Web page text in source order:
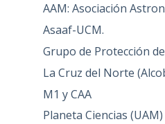
AAM: Asociación
Asaaf-UCM.
Grupo de Protección
La Cruz del Norte
M1 y CAA
Planeta Ciencias (UAM)